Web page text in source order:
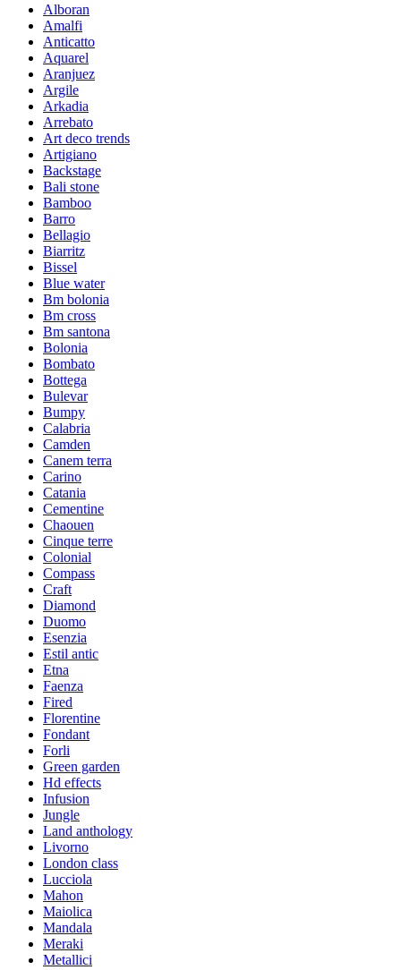
Alboran
Amalfi
Anticatto
Aquarel
Aranjuez
Argile
Arkadia
Arrebato
Art deco trends
Artigiano
Backstage
Bali stone
Bamboo
Barro
Bellagio
Biarritz
Bissel
Blue water
Bm bolonia
Bm cross
Bm santona
Bolonia
Bombato
Bottega
Bulevar
Bumpy
Calabria
Camden
Canem terra
Carino
Catania
Cementine
Chaouen
Cinque terre
Colonial
Compass
Craft
Diamond
Duomo
Esenzia
Estil antic
Etna
Faenza
Fired
Florentine
Fondant
Forli
Green garden
Hd effects
Infusion
Jungle
Land anthology
Livorno
London class
Lucciola
Mahon
Maiolica
Mandala
Meraki
Metallici